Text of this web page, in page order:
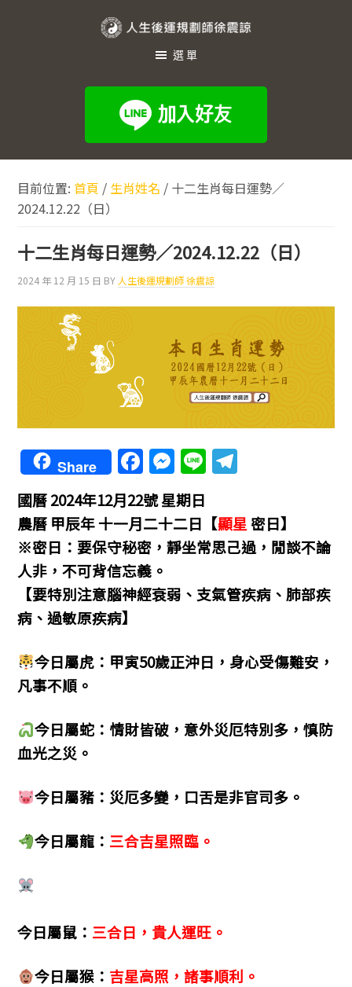
規
師
徐
震
諒
選單
目前位置:首頁 / 生肖姓名 / 十二生肖每日運勢／
2024.12.22（日）
十二生肖每日運勢／2024.12.22（日）
2024 年 12 月 15 日 BY 人生後運規劃師 徐震諒
Share F
a
c
e
b
o
o
M
e
ss
e
n
g
er
Li
n
e e
gr
a
m
國曆 2024年12月22號 星期日
農曆 甲辰年 十一月二十二日【顯星 密日】
※密日：要保守秘密，靜坐常思己過，閒談不論
人非，不可背信忘義。
【要特別注意腦神經衰弱、支氣管疾病、肺部疾
病、過敏原疾病】
今日屬虎：甲寅50歲正沖日，身心受傷難安，
凡事不順。
今日屬蛇：情財皆破，意外災厄特別多，慎防
血光之災。
今日屬豬：災厄多變，口舌是非官司多。
今日屬龍： 三合吉星照臨。
今日屬鼠： 三合日，貴人運旺。
今日屬猴： 吉星高照，諸事順利。